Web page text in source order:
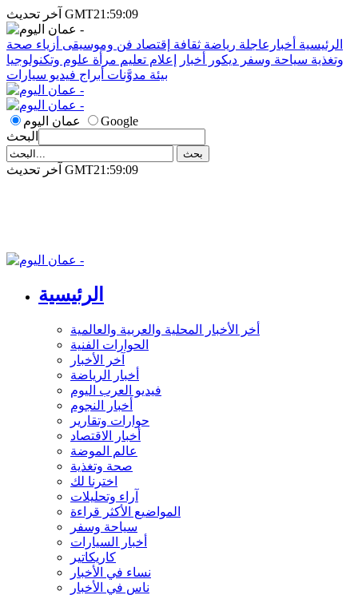
آخر تحديث GMT21:59:09
الرئيسية أخبارعاجلة رياضة ثقافة إقتصاد فن وموسيقى أزياء صحة
وتغذية سياحة وسفر ديكور أخبار إعلام تعليم مرأة علوم وتكنولوجيا
بيئة مدوَّنات أبراج فيديو سيارات
عمان اليوم
Google
البحث
آخر تحديث GMT21:59:09
الرئيسية
أخر الأخبار المحلية والعربية والعالمية
الحوارات الفنية
آخر الأخبار
أخبار الرياضة
فيديو العرب اليوم
أخبار النجوم
حوارات وتقارير
أخبار الاقتصاد
عالم الموضة
صحة وتغذية
اخترنا لك
آراء وتحليلات
المواضيع الأكثر قراءة
سياحة وسفر
أخبار السيارات
كاريكاتير
نساء في الأخبار
ناس في الأخبار